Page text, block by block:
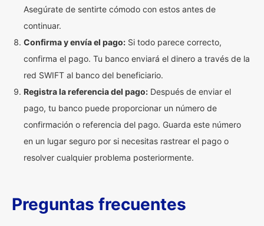
Asegúrate de sentirte cómodo con estos antes de
continuar.
Confirma y envía el pago: Si todo parece correcto,
confirma el pago. Tu banco enviará el dinero a través de la
red SWIFT al banco del beneficiario.
Registra la referencia del pago: Después de enviar el
pago, tu banco puede proporcionar un número de
confirmación o referencia del pago. Guarda este número
en un lugar seguro por si necesitas rastrear el pago o
resolver cualquier problema posteriormente.
Preguntas frecuentes